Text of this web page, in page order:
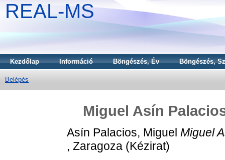
REAL-MS
Kezdőlap Információ Böngészés, Év Böngészés,
Belépés
Miguel Asín
Asín Palacios, Miguel Miguel
, Zaragoza (Kézirat)